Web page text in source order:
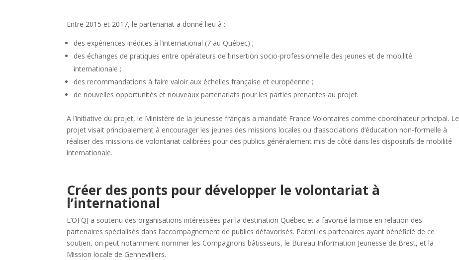
Entre 2015 et 2017, le partenariat a donné lieu à :
des expériences inédites à l’international (7 au Québec) ;
des échanges de pratiques entre opérateurs de l’insertion socio-professionnelle des jeunes et de mobilité
internationale ;
des recommandations à faire valoir aux échelles française et européenne ;
de nouvelles opportunités et nouveaux partenariats pour les parties prenantes au projet.
A l’initiative du projet, le Ministère de la Jeunesse français a mandaté France Volontaires comme coordinateur principal. Le
projet visait principalement à encourager les jeunes des missions locales ou d’associations d’éducation non-formelle à
réaliser des missions de volontariat calibrées pour des publics généralement mis de côté dans les dispositifs de mobilité
internationale.
Créer des ponts pour développer le volontariat à
l’international
L’OFQJ a soutenu des organisations intéressées par la destination Québec et a favorisé la mise en relation des
partenaires spécialisés dans l’accompagnement de publics défavorisés. Parmi les partenaires ayant bénéficié de ce
soutien, on peut notamment nommer les Compagnons bâtisseurs, le Bureau Information Jeunesse de Brest, et la
Mission locale de Gennevilliers.